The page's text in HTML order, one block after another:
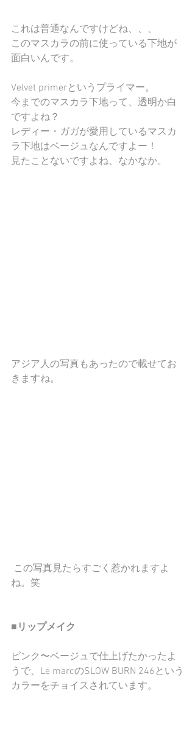
これは普通なんですけどね、、、
このマスカラの前に使っている下地が
面白いんです。
Velvet primerというプライマー。
今までのマスカラ下地って、透明か白
ですよね？
レディー・ガガが愛用しているマスカ
ラ下地はベージュなんですよー！
見たことないですよね、なかなか。
アジア人の写真もあったので載せてお
きますね。
ね。笑
■リップメイク
ピンク〜ベージュで仕上げたかったよ
うで、Le marcのSLOW BURN 246という
カラーをチョイスされています。